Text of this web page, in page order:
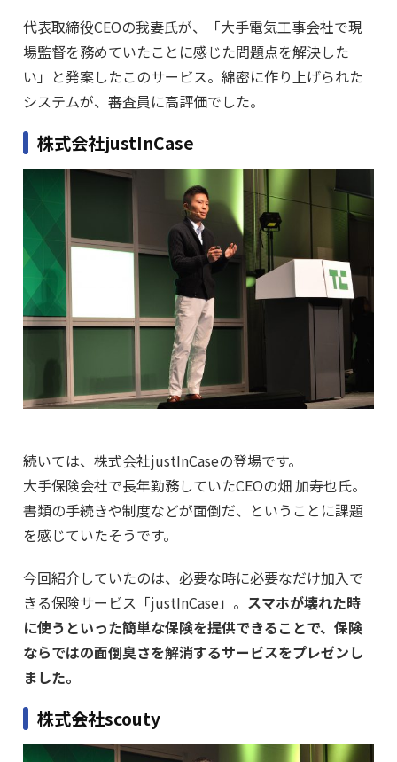
代表取締役CEOの我妻氏が、「大手電気工事会社で現
場監督を務めていたことに感じた問題点を解決した
い」と発案したこのサービス。綿密に作り上げられた
システムが、審査員に高評価でした。
株式会社justInCase
続いては、株式会社justInCaseの登場です。
大手保険会社で長年勤務していたCEOの畑 加寿也氏。
書類の手続きや制度などが面倒だ、ということに課題
を感じていたそうです。
今回紹介していたのは、必要な時に必要なだけ加入で
きる保険サービス「justInCase」。 スマホが壊れた時
に使うといった簡単な保険を提供できることで、保険
ならではの面倒臭さを解消するサービスをプレゼンし
ました。
株式会社scouty